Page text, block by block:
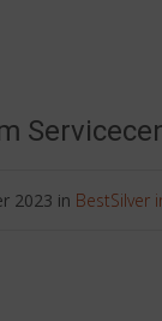
2023 in BestSilver